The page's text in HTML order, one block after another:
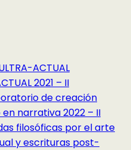
ACTUAL
2021 – II
de creación
narrativa 2022 – II
filosóficas por el arte
y escrituras post-